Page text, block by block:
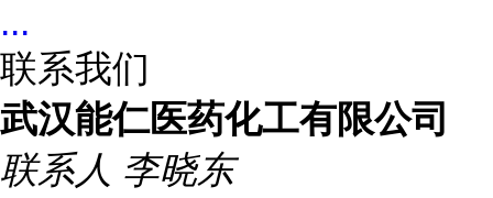
...
联系我们
武汉能仁医药化工有限公司
联系人 李晓东